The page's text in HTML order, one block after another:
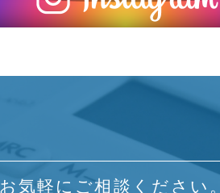
気軽にご相談ください。